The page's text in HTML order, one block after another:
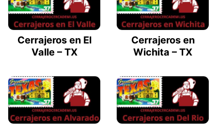
Cerrajeros en El
Valle – TX
Cerrajeros en
Wichita – TX